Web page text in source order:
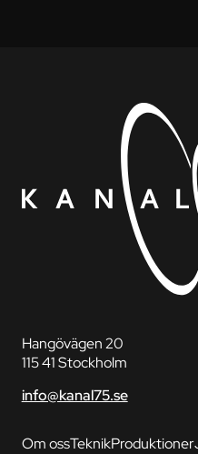
Hangövägen 20
115 41 Stockholm
info@kanal75.se
Om ossTeknikProduktioner